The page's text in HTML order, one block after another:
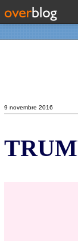
9 novembre 2016